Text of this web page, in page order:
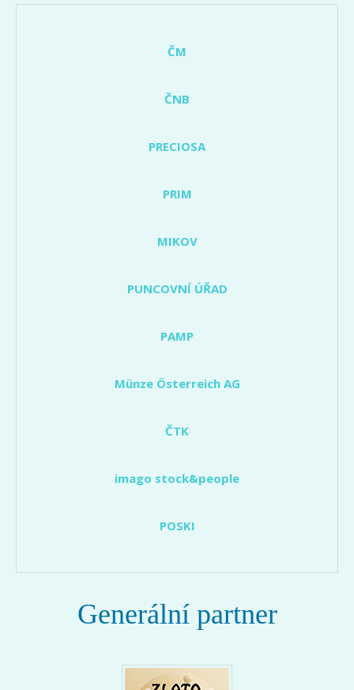
ČM
ČNB
PRECIOSA
PRIM
MIKOV
PUNCOVNÍ ÚŘAD
PAMP
Münze Österreich AG
ČTK
imago stock&people
POSKI
Generální partner